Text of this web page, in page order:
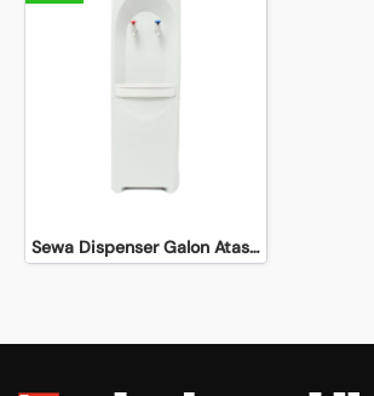
Sewa Dispenser Galon Atas Neo Classic | PT Baja Putih